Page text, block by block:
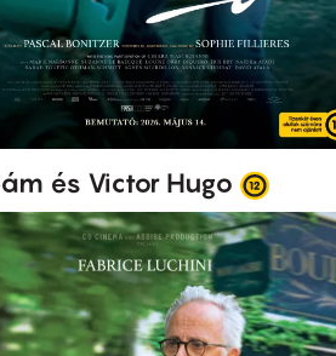
és Victor Hugo